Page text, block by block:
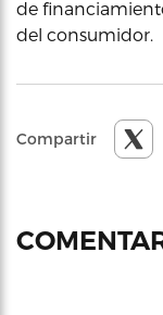
de
del consumidor.
Compartir